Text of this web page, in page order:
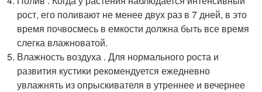
рост, его поливают не менее двух раз в 7 дней, в это
время почвосмесь в емкости должна быть все время
слегка влажноватой.
Влажность воздуха . Для нормального роста и
развития кустики рекомендуется ежедневно
увлажнять из опрыскивателя в утреннее и вечернее